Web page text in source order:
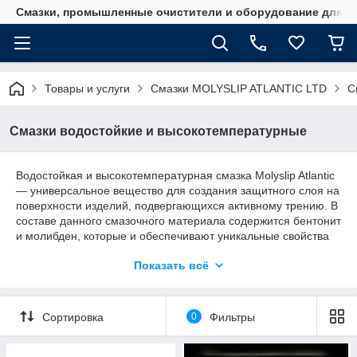
Смазки, промышленные очистители и оборудование для
Товары и услуги Смазки MOLYSLIP ATLANTIC LTD
Смазки водостойкие и высокотемпературные
Водостойкая и высокотемпературная смазка Molyslip Atlantic
— универсальное вещество для создания защитного слоя на
поверхности изделий, подвергающихся активному трению. В
составе данного смазочного материала содержится бентонит
и молибден, которые и обеспечивают уникальные свойства
использования на морских судах.
Качественные смазки Molyslip Atlantic с
бентонитом и молибденом
Показать всё
Сортировка 0 Фильтры